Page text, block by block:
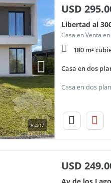
8.407
USD
Libertad al
Casa en Venta
180 m²
Casa en dos
USD